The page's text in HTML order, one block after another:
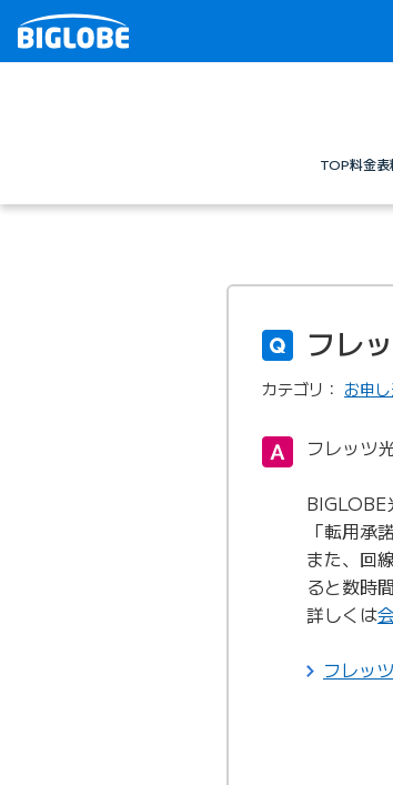
TOP料金表
フレ
カテゴリ： お申
フレッツ
BIGLOBE
「転用承
また、回
ると数時
詳しくは
フレッ